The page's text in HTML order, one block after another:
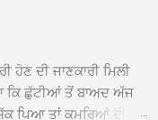
ਦੇ ਕੇ ਵਿਸ਼ੇਸ਼ ਤੌਰ ’ਤੇ
ਹੋਣ ਦੀ ਜਾਣਕਾਰੀ ਮਿਲੀ
ਕਿ ਛੁੱਟੀਆਂ ਤੋਂ ਬਾਅਦ ਅੱਜ
ਪਿਆ ਤਾਂ ਕਮਰਿਆਂ ਦੀਆਂ